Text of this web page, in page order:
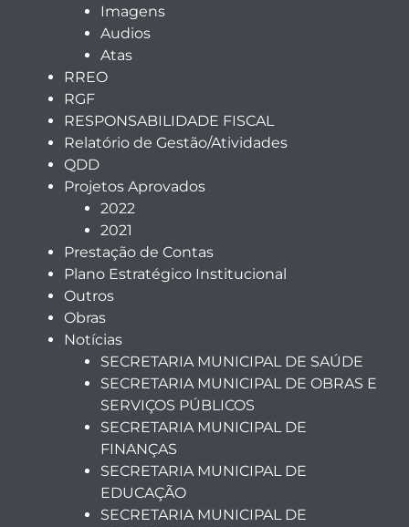
Imagens
Audios
Atas
RREO
RGF
RESPONSABILIDADE FISCAL
Relatório de Gestão/Atividades
QDD
Projetos Aprovados
2022
2021
Prestação de Contas
Plano Estratégico Institucional
Outros
Obras
Notícias
SECRETARIA MUNICIPAL DE SAÚDE
SECRETARIA MUNICIPAL DE OBRAS E
SERVIÇOS PÚBLICOS
SECRETARIA MUNICIPAL DE
FINANÇAS
SECRETARIA MUNICIPAL DE
EDUCAÇÃO
SECRETARIA MUNICIPAL DE